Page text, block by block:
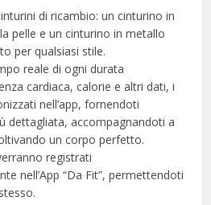
di ricambio: un cinturino in
pelle e un cinturino in metallo
per qualsiasi stile.
reale di ogni durata
cardiaca, calorie e altri dati, i
nell’app, fornendoti
dettagliata, accompagnandoti a
un corpo perfetto.
registrati
nell’App “Da Fit”, permettendoti